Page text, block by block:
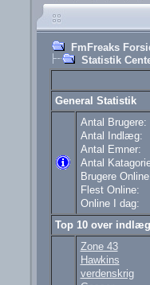
FmFreaks
Statistik
General Statistik
Antal Brugere:
Antal Indlæg:
Antal Emner:
Antal
Brugere
Flest Online:
Online I dag:
Top 10 over indlæg
Zone 43
Hawkins
verdenskrig